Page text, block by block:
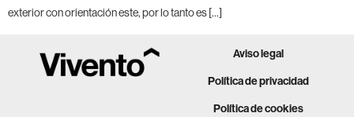
exterior con orientación este, por lo tanto es […]
Aviso legal
Política de privacidad
Política de cookies